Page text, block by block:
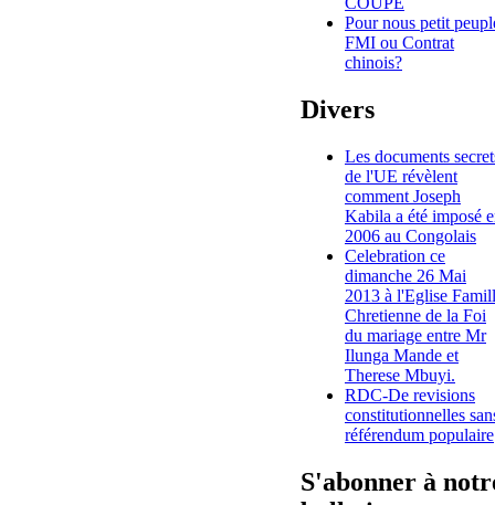
Pour nous petit
FMI ou Contrat
chinois?
Divers
Les documents
de l'UE révèlent
comment Joseph
Kabila a été imposé
2006 au Congolais
Celebration ce
dimanche 26 Mai
2013 à l'Eglise
Chretienne de la Foi
du mariage entre Mr
Ilunga Mande et
Therese Mbuyi.
RDC-De revisions
constitutionnelles
référendum populaire
S'abonner à